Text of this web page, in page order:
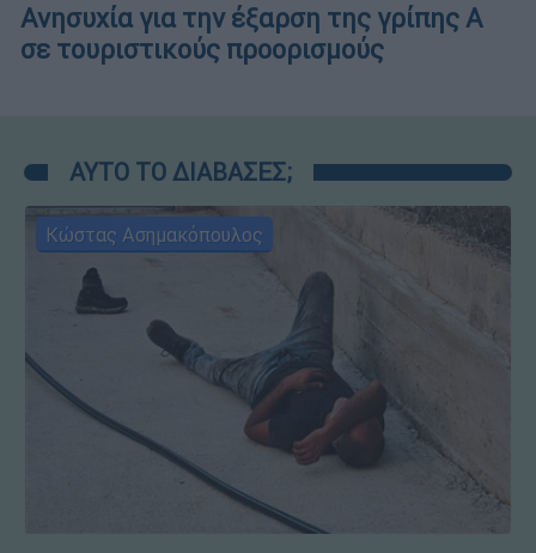
Ανησυχία για την έξαρση της γρίπης Α
σε τουριστικούς προορισμούς
ΑΥΤΟ ΤΟ ΔΙΑΒΑΣΕΣ;
Κώστας Ασημακόπουλος